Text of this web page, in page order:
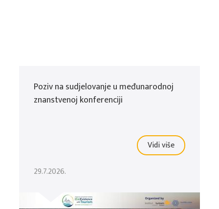
Poziv na sudjelovanje u međunarodnoj
znanstvenoj konferenciji
Vidi više
29.7.2026.